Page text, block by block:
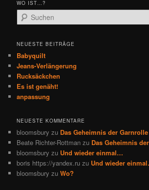
WO IST…?
u
h
n
NEUESTE BEITRÄGE
Babyquilt
Jeans-Verlängerung
Rucksäckchen
Es ist genäht!
anpassung
NEUESTE KOMMENTARE
bloomsbury zu Das Geheimnis der Garnrolle
Beate Richter-Rottman zu Das Geheimnis
bloomsbury zu Und wieder einmal…
boris https://yandex.ru zu Und wieder
bloomsbury zuWo?